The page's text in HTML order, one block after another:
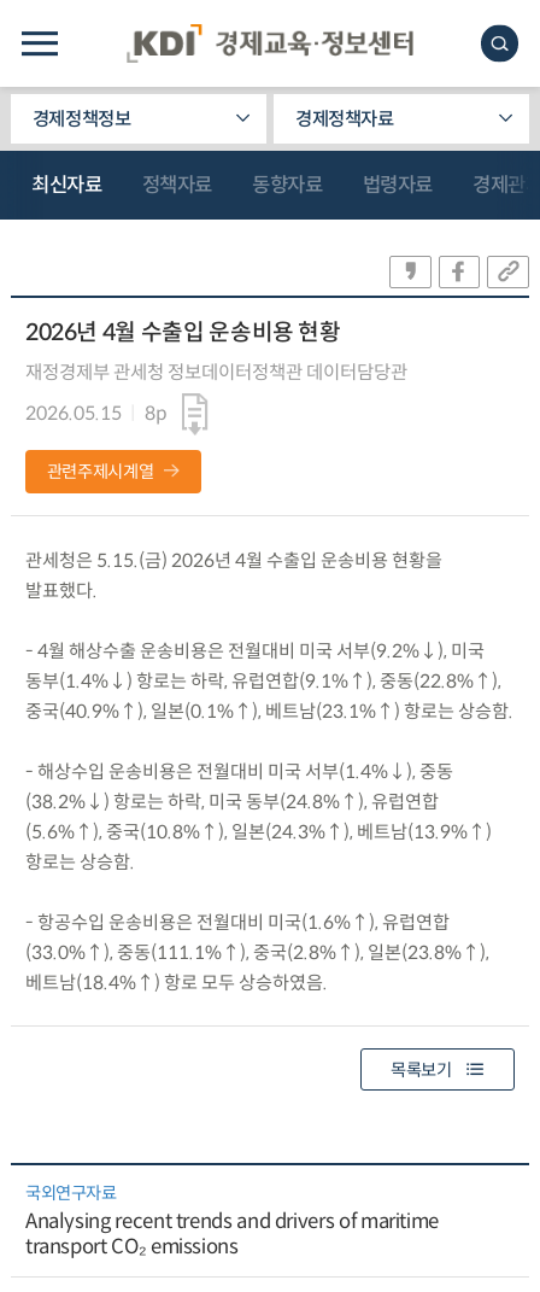
경제정책정보 경제정책자료
최신자료 정책자료 동향자료 법령자료 경제관
2026년 4월 수출입 운송비용 현황
재정경제부 관세청 정보데이터정책관 데이터담당관
2026.05.15
8p
관련주제시계열
관세청은 5.15.(금) 2026년 4월 수출입 운송비용 현황을
발표했다.
- 4월 해상수출 운송비용은 전월대비 미국 서부(9.2%↓), 미국
동부(1.4%↓) 항로는 하락, 유럽연합(9.1%↑), 중동(22.8%↑),
중국(40.9%↑), 일본(0.1%↑), 베트남(23.1%↑) 항로는 상승함.
- 해상수입 운송비용은 전월대비 미국 서부(1.4%↓), 중동
(38.2%↓) 항로는 하락, 미국 동부(24.8%↑), 유럽연합
(5.6%↑), 중국(10.8%↑), 일본(24.3%↑), 베트남(13.9%↑)
항로는 상승함.
- 항공수입 운송비용은 전월대비 미국(1.6%↑), 유럽연합
(33.0%↑), 중동(111.1%↑), 중국(2.8%↑), 일본(23.8%↑),
베트남(18.4%↑) 항로 모두 상승하였음.
목록보기
국외연구자료
Analysing recent trends and drivers of maritime
transport CO₂ emissions